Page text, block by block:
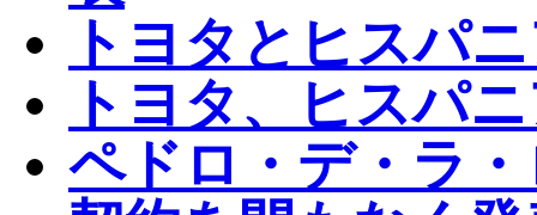
トヨタとヒスパ
トヨタ、ヒスパ
ペドロ・デ・ラ